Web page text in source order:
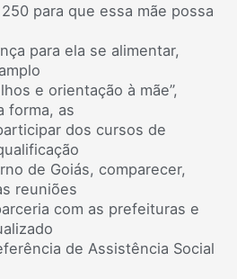
para que essa mãe possa
para ela se alimentar,
e orientação à mãe”,
forma, as
dos cursos de
de Goiás, comparecer,
reuniões
com as prefeituras e
de Assistência Social